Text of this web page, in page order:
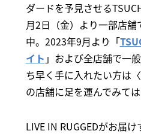
ダードを予見させる
月2日（金）より一部店
中。2023年9月より「
イト 」および全店舗で一
ち早く手に入れたい方は
の店舗に足を運んでみて
LIVE IN RUGGEDがお届